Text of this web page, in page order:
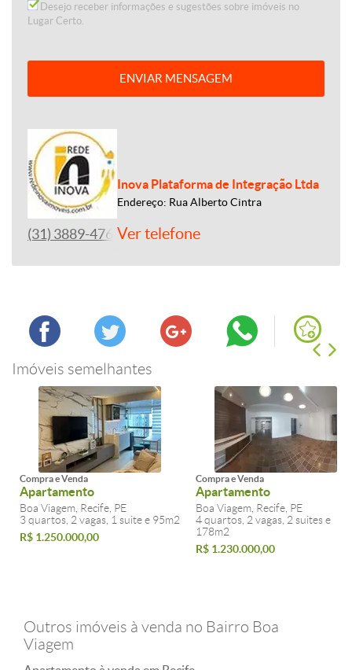
Desejo receber informações e sugestões sobre imóveis no
Lugar Certo.
ENVIAR MENSAGEM
Inova Plataforma de Integração Ltda
Endereço: Rua Alberto Cintra
(31) 3889-4765Ver telefone
Imóveis semelhantes
Compra e Venda
Apartamento
Boa Viagem, Recife, PE
3 quartos, 2 vagas, 1 suite e 95m2
R$ 1.250.000,00
Compra e Venda
Apartamento
Boa Viagem, Recife, PE
4 quartos, 2 vagas, 2 suites e
178m2
R$ 1.230.000,00
Outros imóveis à venda no Bairro Boa
Viagem